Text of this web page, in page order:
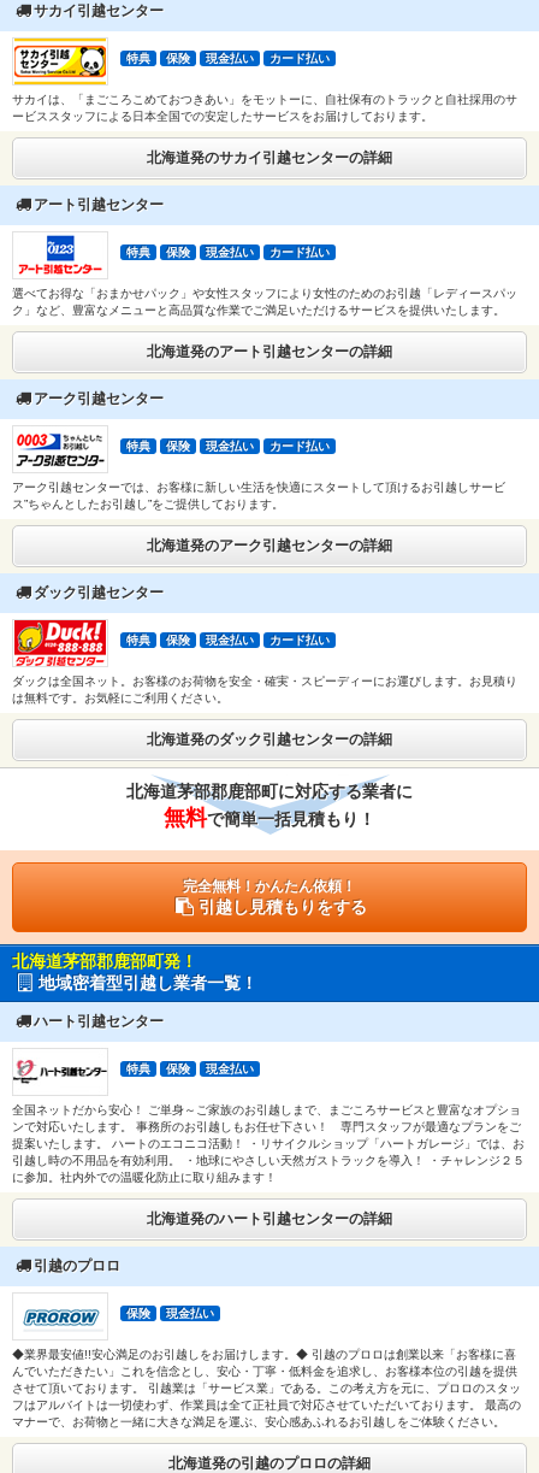
サカイ引越センター
特典 保険 現金払い カード払い
サカイは、「まごころこめておつきあい」をモットーに、自社保有のトラックと自社採用のサ
ービススタッフによる日本全国での安定したサービスをお届けしております。
北海道発のサカイ引越センターの詳細
アート引越センター
特典 保険 現金払い カード払い
選べてお得な「おまかせパック」や女性スタッフにより女性のためのお引越「レディースパッ
ク」など、豊富なメニューと高品質な作業でご満足いただけるサービスを提供いたします。
北海道発のアート引越センターの詳細
アーク引越センター
特典 保険 現金払い カード払い
アーク引越センターでは、お客様に新しい生活を快適にスタートして頂けるお引越しサービ
ス”ちゃんとしたお引越し”をご提供しております。
北海道発のアーク引越センターの詳細
ダック引越センター
特典 保険 現金払い カード払い
ダックは全国ネット。お客様のお荷物を安全・確実・スピーディーにお運びします。お見積り
は無料です。お気軽にご利用ください。
北海道発のダック引越センターの詳細
北海道茅部郡鹿部町に対応する業者に
無料で簡単一括見積もり！
完全無料！かんたん依頼！
引越し見積もりをする
北海道茅部郡鹿部町発！
地域密着型引越し業者一覧！
ハート引越センター
特典 保険 現金払い
全国ネットだから安心！ ご単身～ご家族のお引越しまで、まごころサービスと豊富なオプショ
ンで対応いたします。 事務所のお引越しもお任せ下さい！ 専門スタッフが最適なプランをご
提案いたします。 ハートのエコニコ活動！ ・リサイクルショップ「ハートガレージ」では、お
引越し時の不用品を有効利用。 ・地球にやさしい天然ガストラックを導入！ ・チャレンジ２５
に参加。社内外での温暖化防止に取り組みます！
北海道発のハート引越センターの詳細
引越のプロロ
保険 現金払い
◆業界最安値!!安心満足のお引越しをお届けします。◆ 引越のプロロは創業以来「お客様に喜
んでいただきたい」これを信念とし、安心・丁寧・低料金を追求し、お客様本位の引越を提供
させて頂いております。 引越業は「サービス業」である。この考え方を元に、プロロのスタッ
フはアルバイトは一切使わず、作業員は全て正社員で対応させていただいております。 最高の
マナーで、お荷物と一緒に大きな満足を運ぶ、安心感あふれるお引越しをご体験ください。
北海道発の引越のプロロの詳細